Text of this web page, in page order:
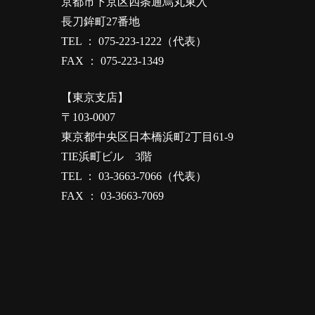
長刀鉾町27番地
TEL ： 075-223-1222（代表）
FAX ： 075-223-1349
【東京支店】
〒103-0007
東京都中央区日本橋浜町2丁目61-9
TIE浜町ビル 3階
TEL ： 03-3663-7066（代表）
FAX ： 03-3663-7069